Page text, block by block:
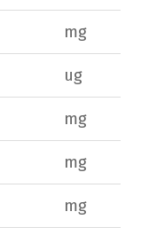
mg
ug
mg
mg
mg